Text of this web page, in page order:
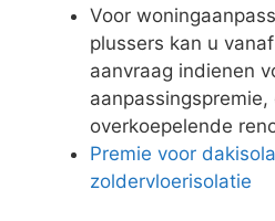
Voor
plussers kan u
aanvraag indienen
overkoepelende
Premie voor
zoldervloerisolatie